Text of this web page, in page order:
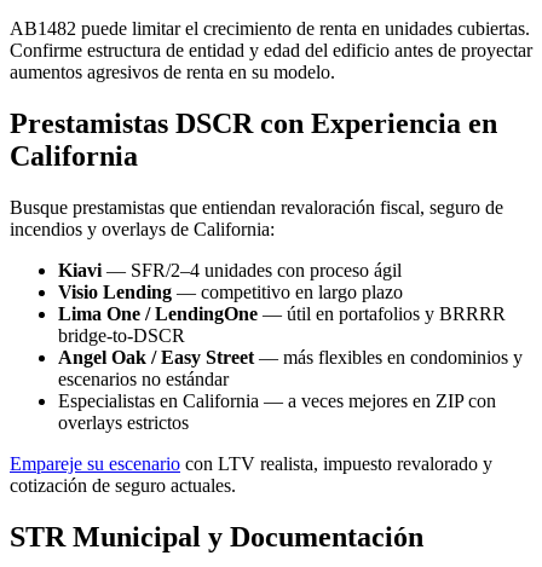
AB1482 puede limitar el crecimiento de renta en unidades cubiertas.
Confirme estructura de entidad y edad del edificio antes de proyectar
aumentos agresivos de renta en su modelo.
Prestamistas DSCR con Experiencia en
California
Busque prestamistas que entiendan revaloración fiscal, seguro de
incendios y overlays de California:
Kiavi — SFR/2–4 unidades con proceso ágil
Visio Lending — competitivo en largo plazo
Lima One / LendingOne — útil en portafolios y BRRRR
bridge-to-DSCR
Angel Oak / Easy Street — más flexibles en condominios y
escenarios no estándar
Especialistas en California — a veces mejores en ZIP con
overlays estrictos
Empareje su escenario con LTV realista, impuesto revalorado y
cotización de seguro actuales.
STR Municipal y Documentación